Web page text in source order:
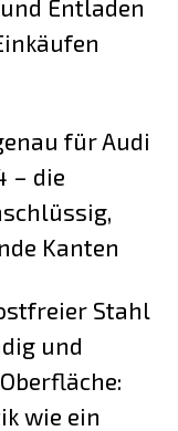
Entladen
für Audi
– die
Kanten
Stahl
und
wie ein